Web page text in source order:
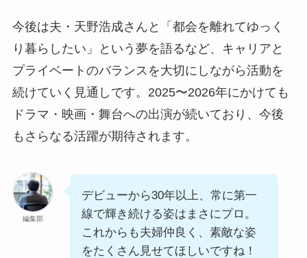
今後は夫・天野浩成さんと「都会を離れてゆっく
り暮らしたい」という夢を語るなど、キャリアと
プライベートのバランスを大切にしながら活動を
続けていく見通しです。2025〜2026年にかけても
ドラマ・映画・舞台への出演が続いており、今後
もさらなる活躍が期待されます。
編集部
デビューから30年以上、常に第一
線で輝き続ける姿はまさにプロ。
これからも夫婦仲良く、素敵な姿
をたくさん見せてほしいですね！